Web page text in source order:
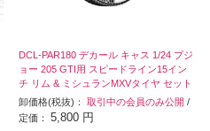
DCL-PAR180 デカール キャス 1/24 プジ
ョー 205 GTI用 スピードライン15イン
チ リム & ミシュランMXVタイヤ セット
卸価格(税抜)：取引中の会員のみ公開 /
定価：5,800 円